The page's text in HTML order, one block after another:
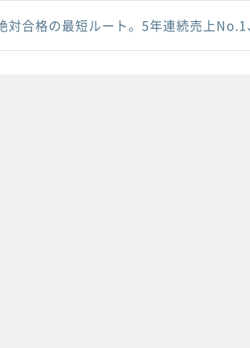
対合格の最短ルート。5年連続売上